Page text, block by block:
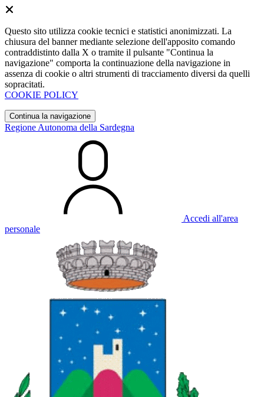
Questo sito utilizza cookie tecnici e statistici anonimizzati. La
chiusura del banner mediante selezione dell'apposito comando
contraddistinto dalla X o tramite il pulsante "Continua la
navigazione" comporta la continuazione della navigazione in
assenza di cookie o altri strumenti di tracciamento diversi da quelli
sopracitati.
COOKIE POLICY
Continua la navigazione
Regione Autonoma della Sardegna
Accedi all'area
personale